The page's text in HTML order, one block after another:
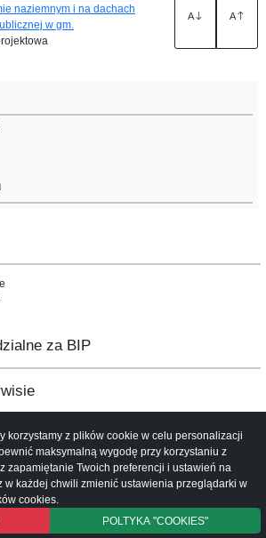
naziemnym i na dachach
w gm.
A A
za BIP
korzystamy z plików cookie w celu personalizacji
maksymalną wygodę przy korzystaniu z
zapamiętanie Twoich preferencji i ustawień na
w każdej chwili zmienić ustawienia przeglądarki w
cookies.
POLTYKA "COOKIES"